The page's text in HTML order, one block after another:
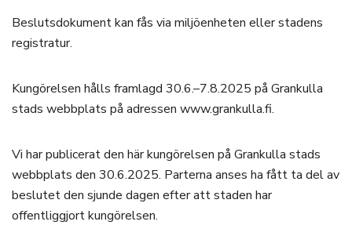
Beslutsdokument kan fås via miljöenheten eller stadens
registratur.
Kungörelsen hålls framlagd 30.6.–7.8.2025 på Grankulla
stads webbplats på adressen www.grankulla.fi.
Vi har publicerat den här kungörelsen på Grankulla stads
webbplats den 30.6.2025. Parterna anses ha fått ta del av
beslutet den sjunde dagen efter att staden har
offentliggjort kungörelsen.